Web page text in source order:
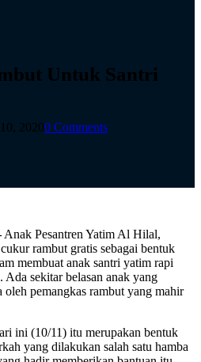
Untuk Santri
20200 Comments
Anak Pesantren Yatim Al Hilal,
rambut gratis sebagai bentuk
membuat anak santri yatim rapi
sekitar belasan anak yang
pemangkas rambut yang mahir
ini (10/11) itu merupakan bentuk
yang dilakukan salah satu hamba